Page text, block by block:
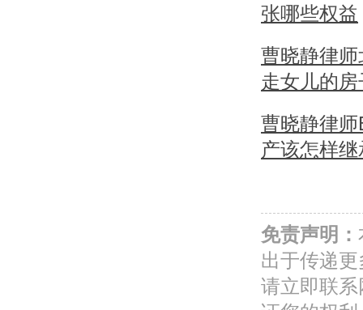
张哪些权益
曹晓静律
走女儿的房
曹晓静律师
产该怎样继
免责声明：
出于传递
请立即联